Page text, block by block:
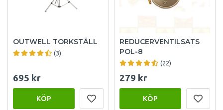
OUTWELL TORKSTÄLL
(3)
695 kr
KÖP
REDUCERVENTILSATS
POL-8
(22)
279 kr
KÖP